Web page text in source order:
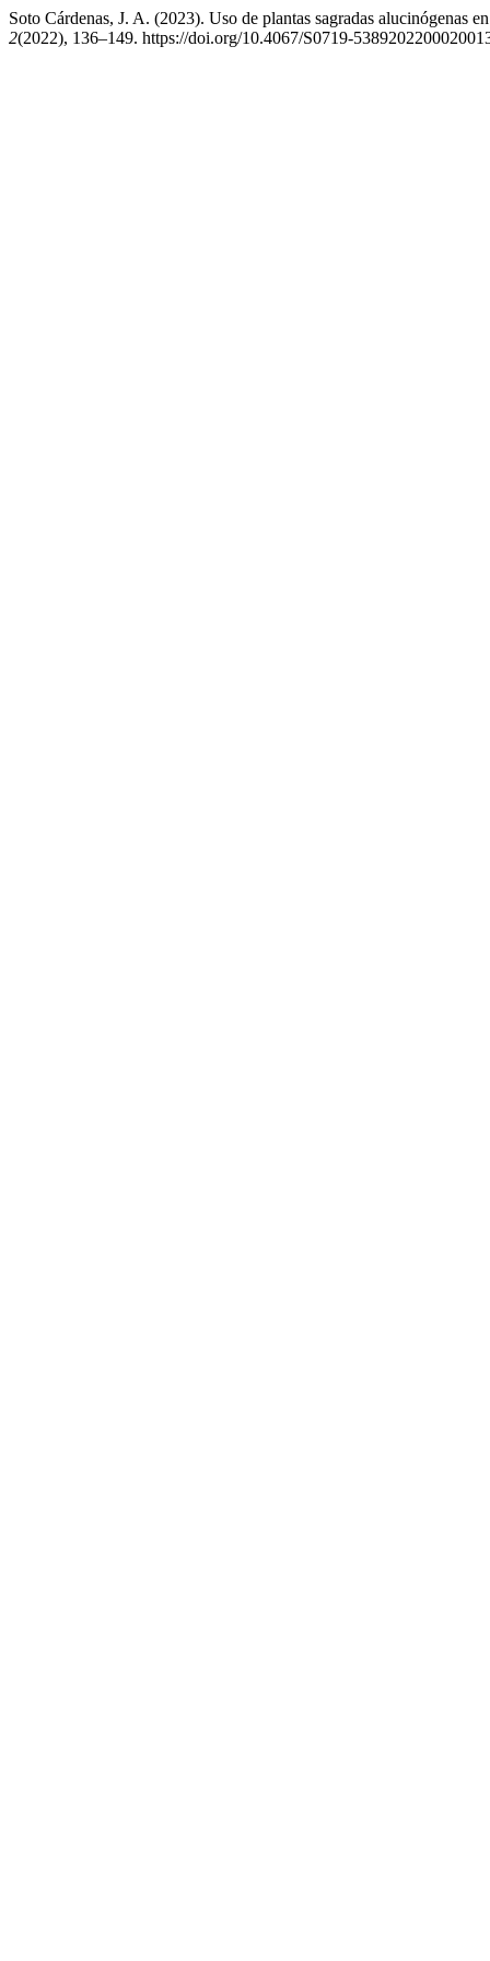
Soto Cárdenas, J. A. (2023). Uso de plantas sagradas alucinógenas
2(2022), 136–149. https://doi.org/10.4067/S0719-